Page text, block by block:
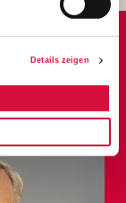
Details zeigen